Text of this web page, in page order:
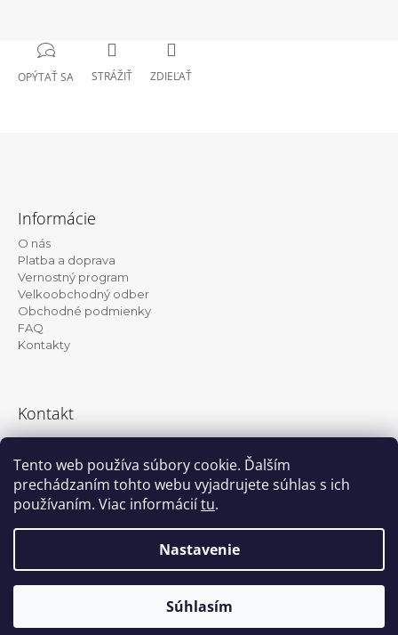
Tento web používa súbory cookie. Ďalším
prechádzaním tohto webu vyjadrujete súhlas s ich
používaním. Viac informáciítu.
Nastavenie
Súhlasím
OPÝTAŤ SA STRÁŽIŤ ZDIEĽAŤ
Informácie
O nás
Platba a doprava
Vernostný program
Velkoobchodný odber
Obchodné podmienky
FAQ
Kontakty
Kontakt
© 2026 Kanekalon-store.sk. Všetky práva